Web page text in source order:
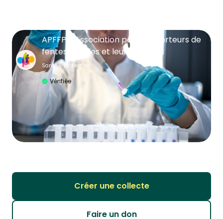
APFFP - Association pour les porteurs de
fentes faciales et leurs parents
Santé & recherche
Vérifiée
Créer une collecte
Faire un don